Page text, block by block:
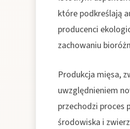
które podkreślają
producenci
zachowaniu
Produkcja mięsa,
uwzględnieniem
przechodzi proces
środowiska i